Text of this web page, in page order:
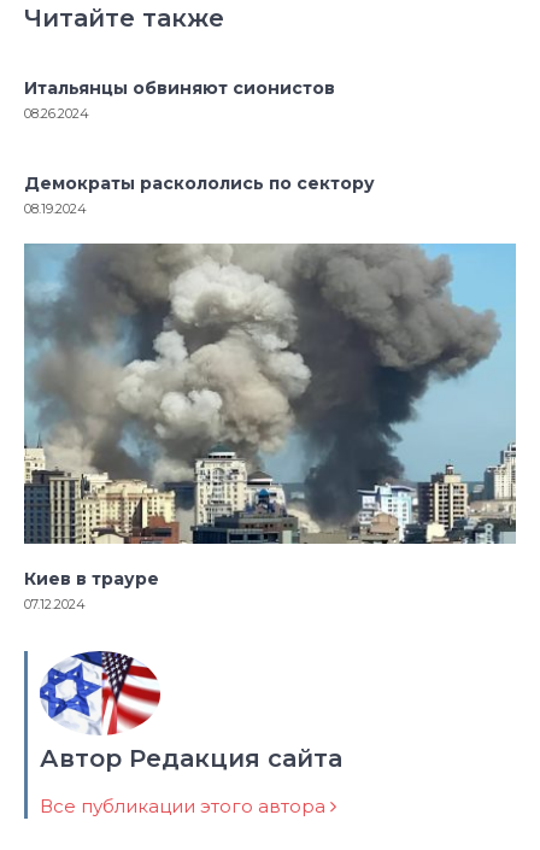
Читайте также
Итальянцы обвиняют сионистов
08.26.2024
Демократы раскололись по сектору
08.19.2024
Киев в трауре
07.12.2024
Автор Редакция сайта
Все публикации этого автора